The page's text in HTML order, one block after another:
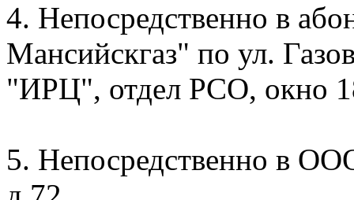
4. Непосредственно в
Мансийскгаз" по ул.
"ИРЦ", отдел РСО, окно
5. Непосредственно в